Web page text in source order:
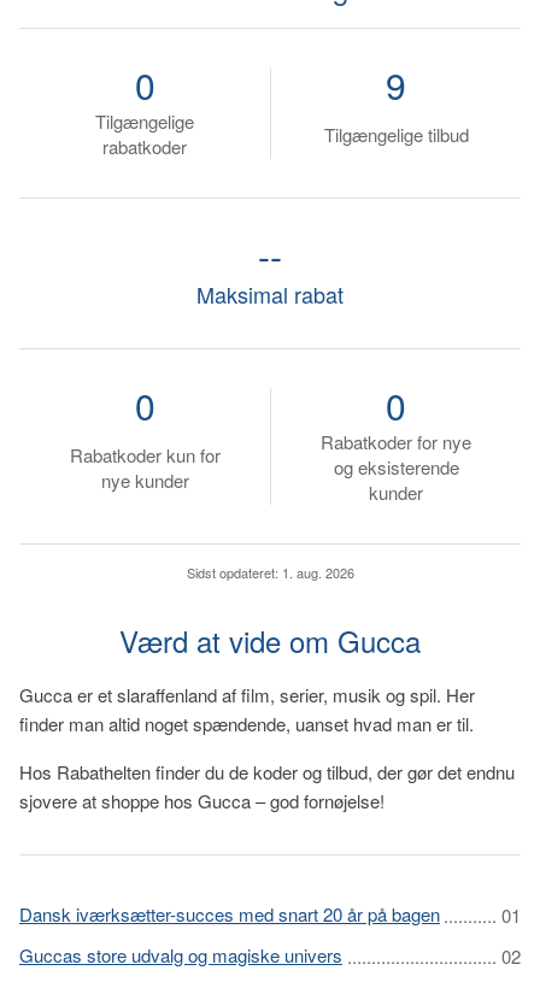
Tilgængelige
rabatkoder
0
Tilgængelige tilbud
9
Maksimal rabat
--
Rabatkoder kun for
nye kunder
0
Rabatkoder for nye
og eksisterende
kunder
0
Sidst opdateret: 1. aug. 2026
Værd at vide om Gucca
Gucca er et slaraffenland af film, serier, musik og spil. Her
finder man altid noget spændende, uanset hvad man er til.
Hos Rabathelten finder du de koder og tilbud, der gør det endnu
sjovere at shoppe hos Gucca – god fornøjelse!
Dansk iværksætter-succes med snart 20 år på bagen
Guccas store udvalg og magiske univers